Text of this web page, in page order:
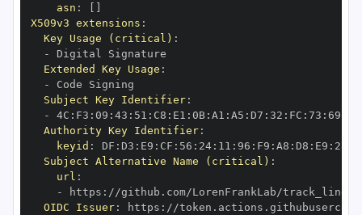
asn :
X509v3 extensions :
Key Usage (critical) :
-
Extended Key Usage :
-
Subject Key Identifier:
-
4C : F3 : 09 : 43 : 51 : C8 : E1 : 0B: A1 : A5 : D7 : 32 : FC : 73 : 69
Authority Key Identifier:
keyid : DF : D3 : E9 : CF : 56 : 24: 11 : 96 : F9 : A8 : D8 : E9 : 28
Subject Alternative Name (critical) :
url :
-
https :
OIDC Issuer: https :